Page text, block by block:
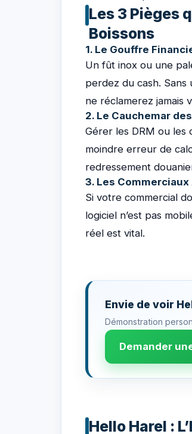
Les 3 Pièges
Boissons
1. Le Gouffre
Un fût inox ou une
perdez du cash. Sans
ne réclamerez jamais
2. Le Cauchemar
Gérer les DRM ou les
moindre erreur de
redressement
3. Les
Si votre commercial
logiciel n’est pas
réel est vital.
Envie de voir
Démonstration
Demander
Hello Harel :